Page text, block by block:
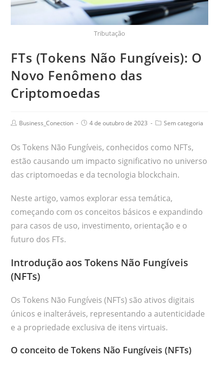
Tributação
FTs (Tokens Não Fungíveis): O
Novo Fenômeno das
Criptomoedas
Business_Conection 4 de outubro de 2023 Sem categoria
Os Tokens Não Fungíveis, conhecidos como NFTs,
estão causando um impacto significativo no universo
das criptomoedas e da tecnologia blockchain.
Neste artigo, vamos explorar essa temática,
começando com os conceitos básicos e expandindo
para casos de uso, investimento, orientação e o
futuro dos FTs.
Introdução aos Tokens Não Fungíveis
(NFTs)
Os Tokens Não Fungíveis (NFTs) são ativos digitais
únicos e inalteráveis, representando a autenticidade
e a propriedade exclusiva de itens virtuais.
O conceito de Tokens Não Fungíveis (NFTs)